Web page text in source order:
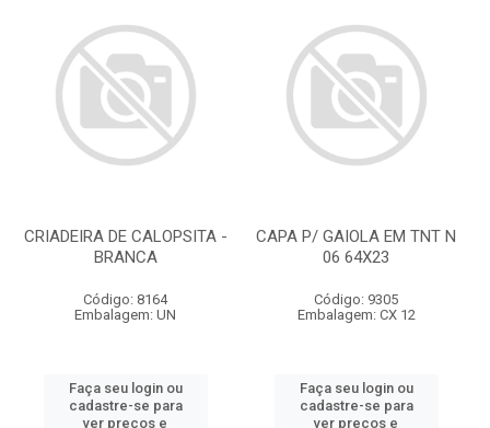
CRIADEIRA DE CALOPSITA -
BRANCA
Código: 8164
Embalagem: UN
Faça seu login ou
cadastre-se para
ver preços e
CAPA P/ GAIOLA EM TNT N
06 64X23
Código: 9305
Embalagem: CX 12
Faça seu login ou
cadastre-se para
ver preços e